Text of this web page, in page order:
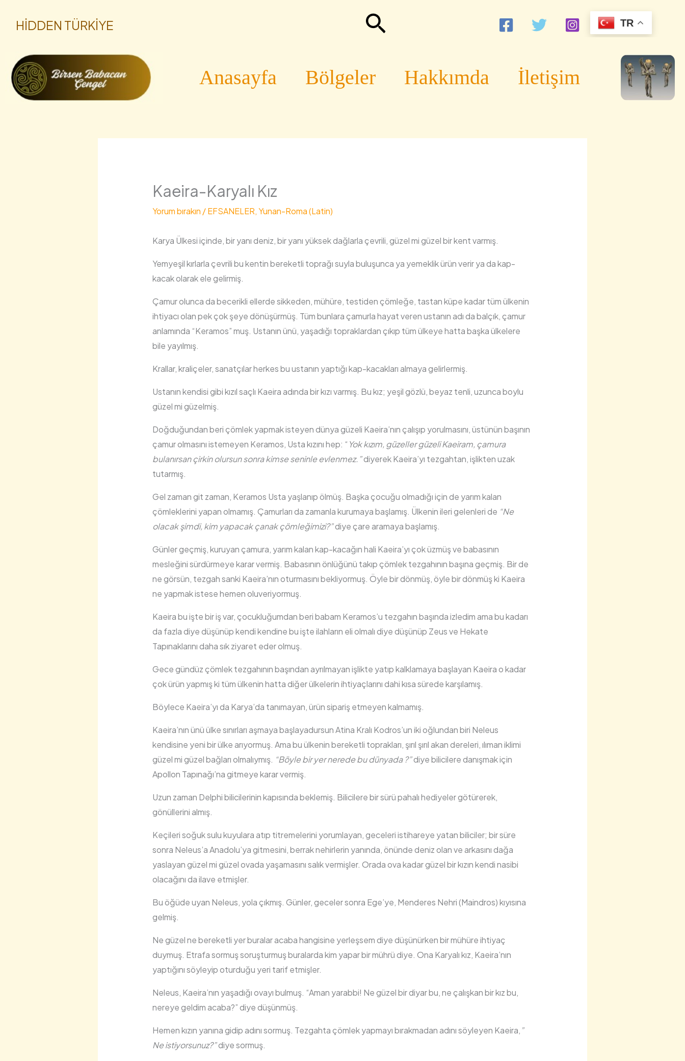
İçeriğeHİDDEN TÜRKİYE Arama TR
Anasayfa Bölgeler Hakkımda İletişim
Kaeira-Karyalı Kız
Yorum bırakın /EFSANELER,Yunan-Roma (Latin)
Karya Ülkesi içinde, bir yanı deniz, bir yanı yüksek dağlarla çevrili, güzel mi güzel bir kent varmış.
Yemyeşil kırlarla çevrili bu kentin bereketli toprağı suyla buluşunca ya yemeklik ürün verir ya da kap-
kacak olarak ele gelirmiş.
Çamur olunca da becerikli ellerde sikkeden, mühüre, testiden çömleğe, tastan küpe kadar tüm ülkenin
ihtiyacı olan pek çok şeye dönüşürmüş. Tüm bunlara çamurla hayat veren ustanın adı da balçık, çamur
anlamında “Keramos” muş. Ustanın ünü, yaşadığı topraklardan çıkıp tüm ülkeye hatta başka ülkelere
bile yayılmış.
Krallar, kraliçeler, sanatçılar herkes bu ustanın yaptığı kap-kacakları almaya gelirlermiş.
Ustanın kendisi gibi kızıl saçlı Kaeira adında bir kızı varmış. Bu kız; yeşil gözlü, beyaz tenli, uzunca boylu
güzel mi güzelmiş.
Doğduğundan beri çömlek yapmak isteyen dünya güzeli Kaeira’nın çalışıp yorulmasını, üstünün başının
çamur olmasını istemeyen Keramos, Usta kızını hep: “Yok kızım, güzeller güzeli Kaeiram, çamura
bulanırsan çirkin olursun sonra kimse seninle evlenmez.”diyerek Kaeira’yı tezgahtan, işlikten uzak
tutarmış.
Gel zaman git zaman, Keramos Usta yaşlanıp ölmüş. Başka çocuğu olmadığı için de yarım kalan
çömleklerini yapan olmamış. Çamurları da zamanla kurumaya başlamış. Ülkenin ileri gelenleri de “Ne
olacak şimdi, kim yapacak çanak çömleğimizi?”diye çare aramaya başlamış.
Günler geçmiş, kuruyan çamura, yarım kalan kap-kacağın hali Kaeira’yı çok üzmüş ve babasının
mesleğini sürdürmeye karar vermiş. Babasının önlüğünü takıp çömlek tezgahının başına geçmiş. Bir de
ne görsün, tezgah sanki Kaeira’nın oturmasını bekliyormuş. Öyle bir dönmüş, öyle bir dönmüş ki Kaeira
ne yapmak istese hemen oluveriyormuş.
Kaeira bu işte bir iş var, çocukluğumdan beri babam Keramos’u tezgahın başında izledim ama bu kadarı
da fazla diye düşünüp kendi kendine bu işte ilahların eli olmalı diye düşünüp Zeus ve Hekate
Tapınaklarını daha sık ziyaret eder olmuş.
Gece gündüz çömlek tezgahının başından ayrılmayan işlikte yatıp kalklamaya başlayan Kaeira o kadar
çok ürün yapmış ki tüm ülkenin hatta diğer ülkelerin ihtiyaçlarını dahi kısa sürede karşılamış.
Böylece Kaeira’yı da Karya’da tanımayan, ürün sipariş etmeyen kalmamış.
Kaeira’nın ünü ülke sınırları aşmaya başlayadursun Atina Kralı Kodros’un iki oğlundan biri Neleus
kendisine yeni bir ülke arıyormuş. Ama bu ülkenin bereketli toprakları, şırıl şırıl akan dereleri, ılıman iklimi
güzel mi güzel bağları olmalıymış. “Böyle bir yer nerede bu dünyada ?”diye bilicilere danışmak için
Apollon Tapınağı’na gitmeye karar vermiş.
Uzun zaman Delphi bilicilerinin kapısında beklemiş. Bilicilere bir sürü pahalı hediyeler götürerek,
gönüllerini almış.
Keçileri soğuk sulu kuyulara atıp titremelerini yorumlayan, geceleri istihareye yatan biliciler; bir süre
sonra Neleus’a Anadolu’ya gitmesini, berrak nehirlerin yanında, önünde deniz olan ve arkasını dağa
yaslayan güzel mi güzel ovada yaşamasını salık vermişler. Orada ova kadar güzel bir kızın kendi nasibi
olacağını da ilave etmişler.
Bu öğüde uyan Neleus, yola çıkmış. Günler, geceler sonra Ege’ye, Menderes Nehri (Maindros) kıyısına
gelmiş.
Ne güzel ne bereketli yer buralar acaba hangisine yerleşsem diye düşünürken bir mühüre ihtiyaç
duymuş. Etrafa sormuş soruşturmuş buralarda kim yapar bir mührü diye. Ona Karyalı kız, Kaeira’nın
yaptığını söyleyip oturduğu yeri tarif etmişler.
Neleus, Kaeira’nın yaşadığı ovayı bulmuş. “Aman yarabbi! Ne güzel bir diyar bu, ne çalışkan bir kız bu,
nereye geldim acaba?” diye düşünmüş.
Hemen kızın yanına gidip adını sormuş. Tezgahta çömlek yapmayı bırakmadan adını söyleyen Kaeira,”
Ne istiyorsunuz?”diye sormuş.